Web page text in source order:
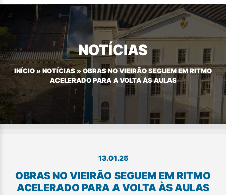
NOTÍCIAS
INÍCIO » NOTÍCIAS»OBRAS NO VIEIRÃO SEGUEM EM RITMO
ACELERADO PARA A VOLTA ÀS AULAS
13.01.25
OBRAS NO VIEIRÃO SEGUEM EM RITMO
ACELERADO PARA A VOLTA ÀS AULAS